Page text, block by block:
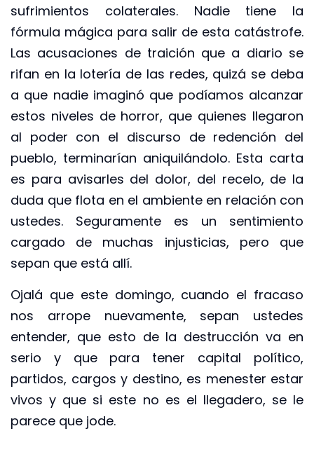
sufrimientos colaterales. Nadie tiene la
fórmula mágica para salir de esta catástrofe.
Las acusaciones de traición que a diario se
rifan en la lotería de las redes, quizá se deba
a que nadie imaginó que podíamos alcanzar
estos niveles de horror, que quienes llegaron
al poder con el discurso de redención del
pueblo, terminarían aniquilándolo. Esta carta
es para avisarles del dolor, del recelo, de la
duda que flota en el ambiente en relación con
ustedes. Seguramente es un sentimiento
cargado de muchas injusticias, pero que
sepan que está allí.
Ojalá que este domingo, cuando el fracaso
nos arrope nuevamente, sepan ustedes
entender, que esto de la destrucción va en
serio y que para tener capital político,
partidos, cargos y destino, es menester estar
vivos y que si este no es el llegadero, se le
parece que jode.